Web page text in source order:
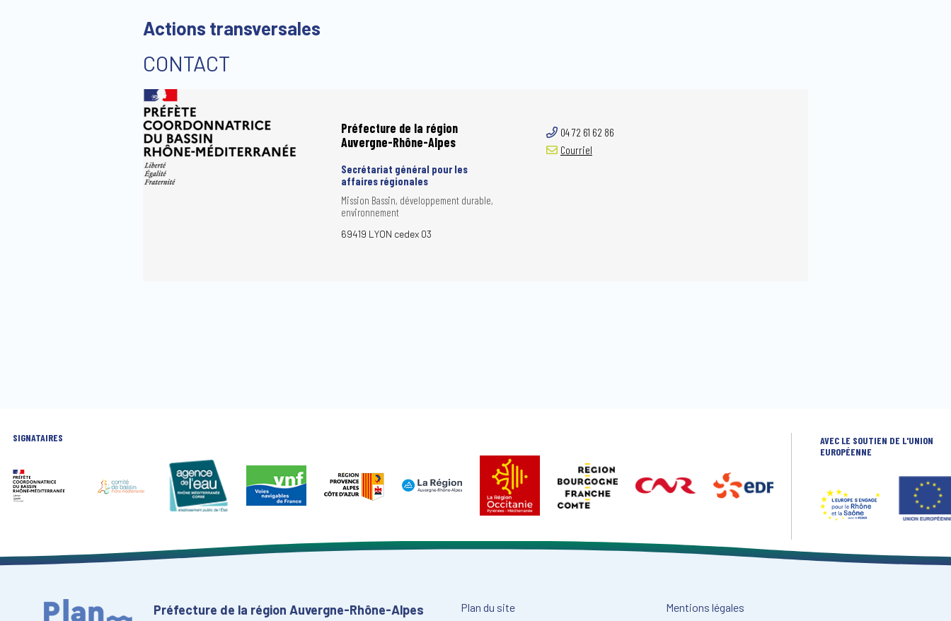
Actions transversales
CONTACT
Préfecture de la région
Auvergne-Rhône-Alpes
Secrétariat général pour les
affaires régionales
Mission Bassin, développement durable,
environnement
69419 LYON cedex 03
04 72 61 62 86
Courriel
SIGNATAIRES
AVEC LE SOUTIEN DE L'UNION
EUROPÉENNE
Préfecture de la région Auvergne-Rhône-Alpes Plan du site Mentions légales